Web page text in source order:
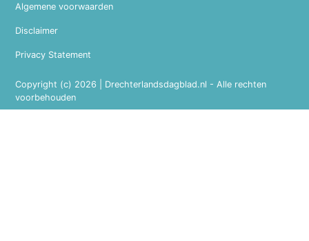
Copyright (c) 2026 | Drechterlandsdagblad.nl - Alle rechten
voorbehouden
Algemene voorwaarden
Disclaimer
Privacy Statement